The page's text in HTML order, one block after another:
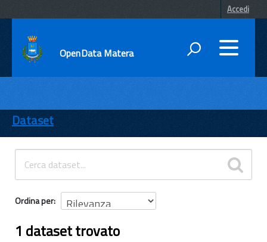
Accedi
OpenData Matera
ENTI
TEMI
INFORMAZIONI
Dataset
Ordina per
1 dataset trovato